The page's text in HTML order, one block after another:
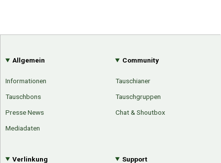
Allgemein
Informationen
Tauschbons
Presse News
Mediadaten
Community
Tauschianer
Tauschgruppen
Chat & Shoutbox
Verlinkung Support